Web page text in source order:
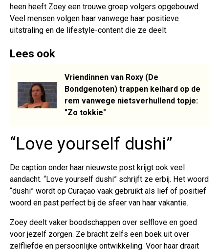
heen heeft Zoey een trouwe groep volgers opgebouwd.
Veel mensen volgen haar vanwege haar positieve
uitstraling en de lifestyle-content die ze deelt.
Lees ook
Vriendinnen van Roxy (De
Bondgenoten) trappen keihard op de
rem vanwege nietsverhullend topje:
"Zo tokkie"
“Love yourself dushi”
De caption onder haar nieuwste post krijgt ook veel
aandacht. “Love yourself dushi” schrijft ze erbij. Het woord
“dushi” wordt op Curaçao vaak gebruikt als lief of positief
woord en past perfect bij de sfeer van haar vakantie.
Zoey deelt vaker boodschappen over selflove en goed
voor jezelf zorgen. Ze bracht zelfs een boek uit over
zelfliefde en persoonlijke ontwikkeling. Voor haar draait